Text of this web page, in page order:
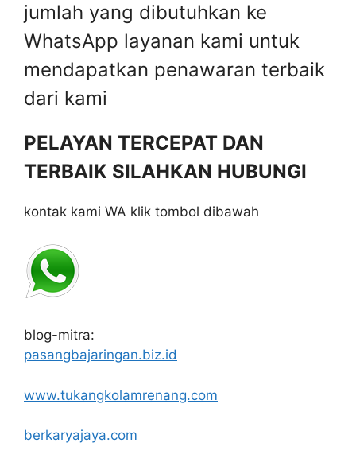
jumlah yang dibutuhkan ke
WhatsApp layanan kami untuk
mendapatkan penawaran terbaik
dari kami
PELAYAN TERCEPAT DAN
TERBAIK SILAHKAN HUBUNGI
kontak kami WA klik tombol dibawah
blog-mitra:
pasangbajaringan.biz.id
www.tukangkolamrenang.com
berkaryajaya.com